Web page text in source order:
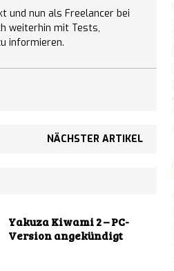
und nun als Freelancer bei
weiterhin mit Tests,
informieren.
NÄCHSTER ARTIKEL
Yakuza Kiwami 2 – PC-
Version angekündigt